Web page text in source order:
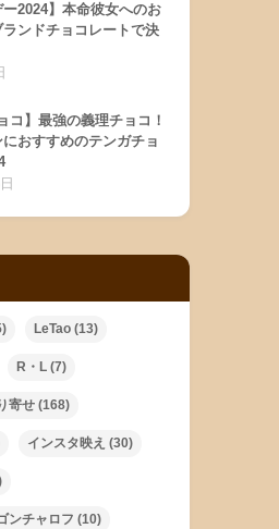
ー2024】本命彼女へのお
ンドチョコレートで決
コ】最強の義理チョコ！
おすすめのテンガチョ
LeTao (13)
R・L (7)
寄せ (168)
インスタ映え (30)
ンチャロフ (10)